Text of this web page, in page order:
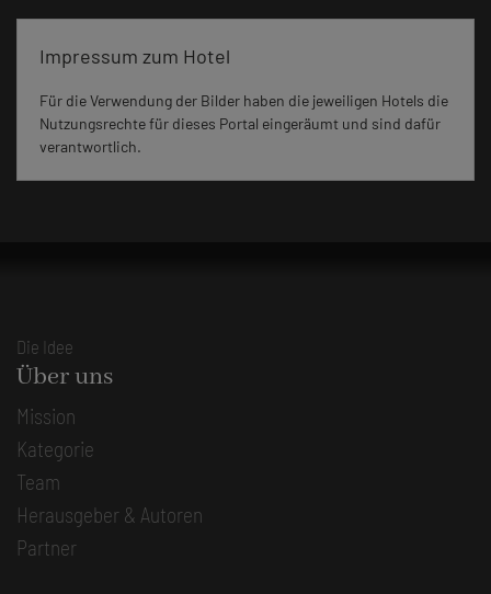
Impressum zum Hotel
Für die Verwendung der Bilder haben die jeweiligen Hotels die
Nutzungsrechte für dieses Portal eingeräumt und sind dafür
verantwortlich.
Die Idee
Über uns
Mission
Kategorie
Team
Herausgeber & Autoren
Partner